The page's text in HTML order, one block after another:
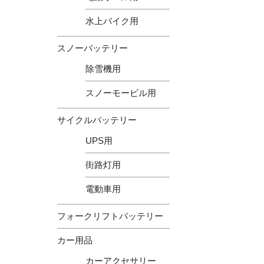
水上バイク用
スノーバッテリー
除雪機用
スノーモービル用
サイクルバッテリー
UPS用
街路灯用
電動車用
フォークリフトバッテリー
カー用品
カーアクセサリー